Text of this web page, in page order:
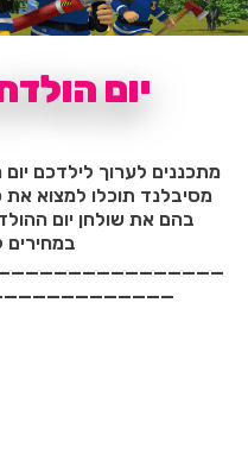
יום
מתכננים לערוך לילדכם
מסיבלנד תוכלו למצוא את
בהם את שולחן יום
במחירים